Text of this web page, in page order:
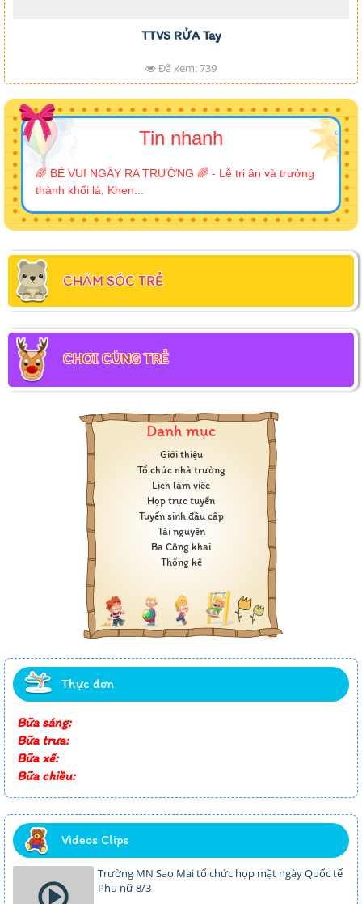
TTVS RỬA Tay
Đã xem: 739
Tin nhanh
🌈 BÉ VUI NGÀY RA TRƯỜNG 🌈 - Lễ tri ân và trưởng
thành khối lá, Khen...
CHĂM SÓC TRẺ
CHƠI CÙNG TRẺ
Danh mục
Giới thiệu
Tổ chức nhà trường
Lịch làm việc
Họp trực tuyến
Tuyển sinh đầu cấp
Tài nguyên
Ba Công khai
Thống kê
Thực đơn
Bữa sáng:
Bữa trưa:
Bữa xế:
Bữa chiều:
Videos Clips
Trường MN Sao Mai tổ chức họp mặt ngày Quốc tế
Phụ nữ 8/3